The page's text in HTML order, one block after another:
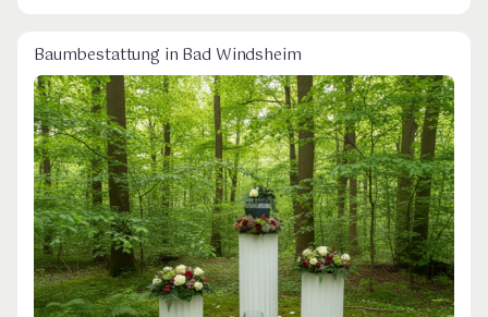
Baumbestattung in Bad Windsheim